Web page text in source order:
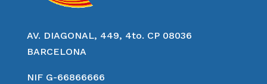
AV. DIAGONAL, 449, 4to. CP 08036
BARCELONA
NIF G-66866666